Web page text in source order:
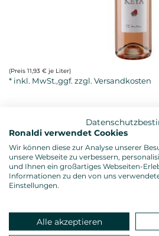
(Preis 11,93 € je Liter)
Rosewein, trocken
Restzucker: 3,30 g/l
Allergenhinweis: enthält Sulfite
Ronaldi verwendet Cookies
Wir können diese zur Analyse unserer
unsere Webseite zu verbessern,
und Ihnen ein großartiges Webseiten-
Informationen zu den von uns
Einstellungen.
Alle akzeptieren